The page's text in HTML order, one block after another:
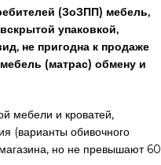
(ЗоЗПП) мебель,
упаковкой,
не пригодна к продаже
(матрас) обмену и
мебели и кроватей,
(варианты обивочного
но не превышают 60